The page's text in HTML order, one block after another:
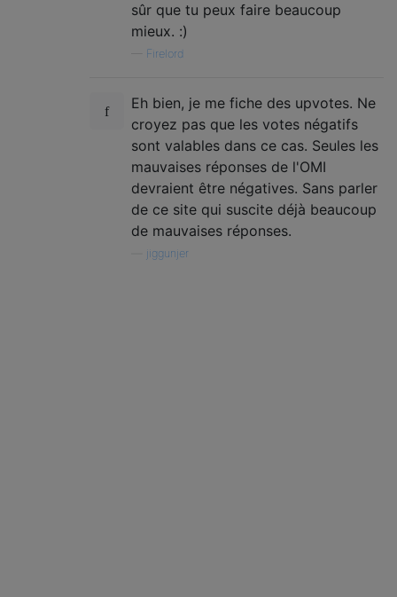
sûr que tu peux faire beaucoup
mieux. :)
Firelord
Eh bien, je me fiche des upvotes. Ne
croyez pas que les votes négatifs
sont valables dans ce cas. Seules les
mauvaises réponses de l'OMI
devraient être négatives. Sans parler
de ce site qui suscite déjà beaucoup
de mauvaises réponses.
jiggunjer